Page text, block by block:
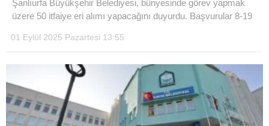
Şanlıurfa Büyükşehir Belediyesi, bünyesinde görev yapmak
üzere 50 itfaiye eri alımı yapacağını duyurdu. Başvurular 8-19
01 Eylül 2025 Pazartesi 13:55